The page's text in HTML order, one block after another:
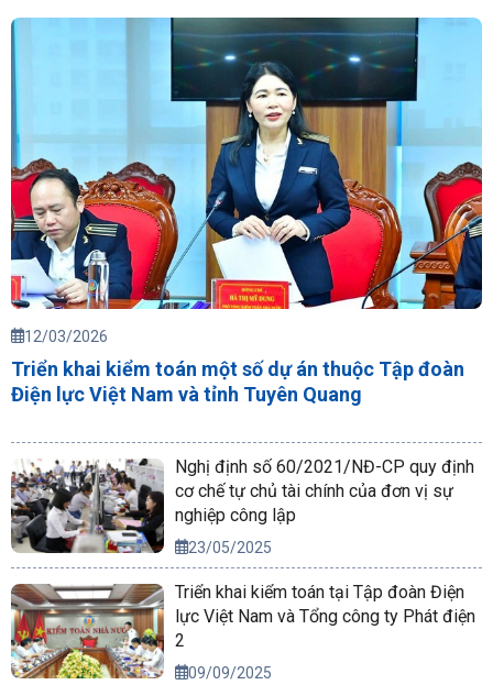
12/03/2026
Triển khai kiểm toán một số dự án thuộc Tập đoàn
Điện lực Việt Nam và tỉnh Tuyên Quang
Nghị định số 60/2021/NĐ-CP quy định
cơ chế tự chủ tài chính của đơn vị sự
nghiệp công lập
23/05/2025
Triển khai kiểm toán tại Tập đoàn Điện
lực Việt Nam và Tổng công ty Phát điện
2
09/09/2025